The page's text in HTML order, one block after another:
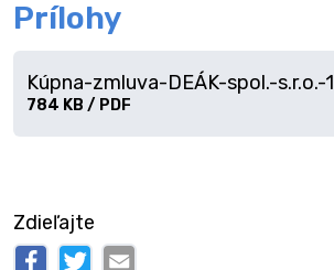
Prílohy
Stiahnuť
Kúpna-zmluva-DEÁK-spol.-s.r.o.-1
784 KB / PDF
Zdieľajte